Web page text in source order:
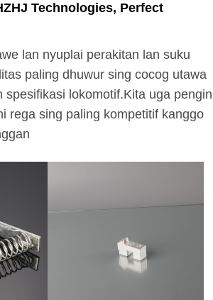
Technologies, Perfect
lan nyuplai perakitan lan suku
paling dhuwur sing cocog utawa
spesifikasi lokomotif.Kita uga pengin
rega sing paling kompetitif kanggo